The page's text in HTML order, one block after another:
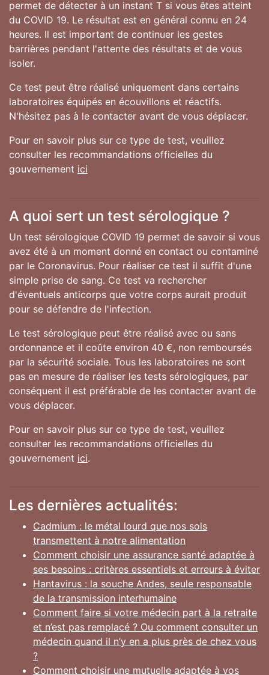
permet de détecter à un instant T si vous êtes atteint
du COVID 19. Le résultat est en général connu en 24
heures. Il est important de continuer les gestes
barrières pendant l'attente des résultats et de vous
isoler.
Ce test peut être réalisé uniquement dans certains
laboratoires équipés en écouvillons et réactifs.
N'hésitez pas à le contacter avant de vous déplacer.
Pour en savoir plus sur ce type de test, veuillez
consulter les recommandations officielles du
gouvernement ici
A quoi sert un test sérologique ?
Un test sérologique COVID 19 permet de savoir si vous
avez été à un moment donné en contact ou contaminé
par le Coronavirus. Pour réaliser ce test il suffit d'une
simple prise de sang. Ce test va rechercher
d'éventuels anticorps que votre corps aurait produit
pour se défendre de l'infection.
Le test sérologique peut être réalisé avec ou sans
ordonnance et il coûte environ 40 €, non remboursés
par la sécurité sociale. Tous les laboratoires ne sont
pas en mesure de réaliser les tests sérologiques, par
conséquent il est préférable de les contacter avant de
vous déplacer.
Pour en savoir plus sur ce type de test, veuillez
consulter les recommandations officielles du
gouvernement ici.
Les dernières actualités:
Cadmium : le métal lourd que nos sols
transmettent à notre alimentation
Comment choisir une assurance santé adaptée à
ses besoins : critères essentiels et erreurs à éviter
Hantavirus : la souche Andes, seule responsable
de la transmission interhumaine
Comment faire si votre médecin part à la retraite
et n’est pas remplacé ? Ou comment consulter un
médecin quand il n’y en a plus près de chez vous
?
Comment choisir une mutuelle adaptée à vos